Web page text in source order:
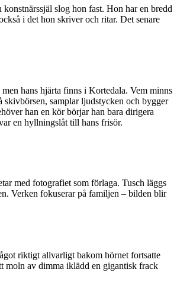
slog hon fast. Hon har en bredd
i det hon skriver och ritar. Det senare
hans hjärta finns i Kortedala. Vem minns
skivbörsen, samplar ljudstycken och bygger
han en kör börjar han bara dirigera
en hyllningslåt till hans frisör.
med fotografiet som förlaga. Tusch läggs
Verken fokuserar på familjen – bilden blir
riktigt allvarligt bakom hörnet fortsatte
moln av dimma iklädd en gigantisk frack